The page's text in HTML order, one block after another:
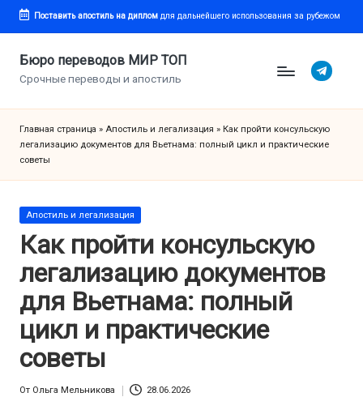
Перейти
содержимому
Поставить апостиль на дипломдля дальнейшего использования за рубежом
Бюро переводов МИР ТОП
Срочные переводы и апостиль
Telegram
Главная страница » Апостиль и легализация » Как пройти консульскую
легализацию документов для Вьетнама: полный цикл и практические
советы
Опубликовано
Апостиль и легализация
Как пройти консульскую
легализацию документов
для Вьетнама: полный
цикл и практические
советы
От Ольга Мельникова 28.06.2026